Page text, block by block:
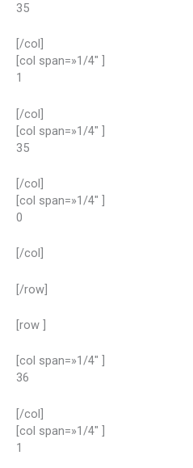
35
[/col]
[col span=»1/4″ ]
1
[/col]
[col span=»1/4″ ]
35
[/col]
[col span=»1/4″ ]
0
[/col]
[/row]
[row ]
[col span=»1/4″ ]
36
[/col]
[col span=»1/4″ ]
1